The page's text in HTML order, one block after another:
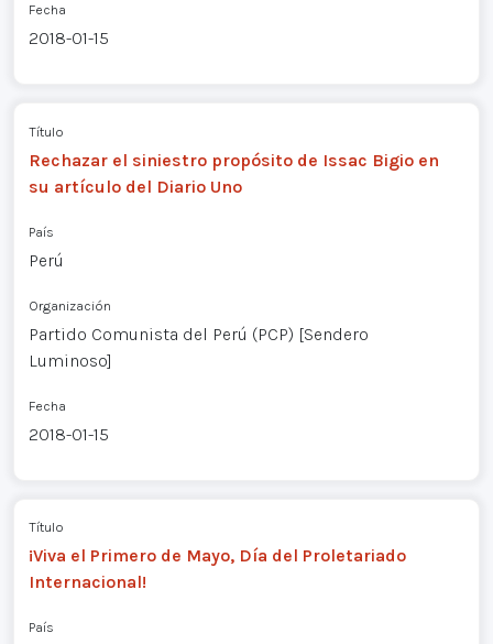
Fecha
2018-01-15
Título
Rechazar el siniestro propósito de Issac Bigio en
su artículo del Diario Uno
País
Perú
Organización
Partido Comunista del Perú (PCP) [Sendero
Luminoso]
Fecha
2018-01-15
Título
¡Viva el Primero de Mayo, Día del Proletariado
Internacional!
País